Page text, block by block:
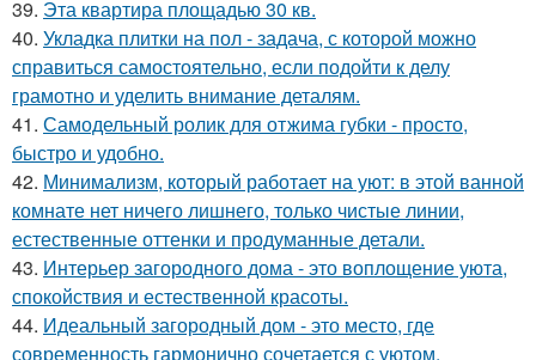
39. Эта квартира площадью 30 кв.
40. Укладка плитки на пол - задача, с которой можно
справиться самостоятельно, если подойти к делу
грамотно и уделить внимание деталям.
41. Самодельный ролик для отжима губки - просто,
быстро и удобно.
42. Минимализм, который работает на уют: в этой ванной
комнате нет ничего лишнего, только чистые линии,
естественные оттенки и продуманные детали.
43. Интерьер загородного дома - это воплощение уюта,
спокойствия и естественной красоты.
44. Идеальный загородный дом - это место, где
современность гармонично сочетается с уютом.